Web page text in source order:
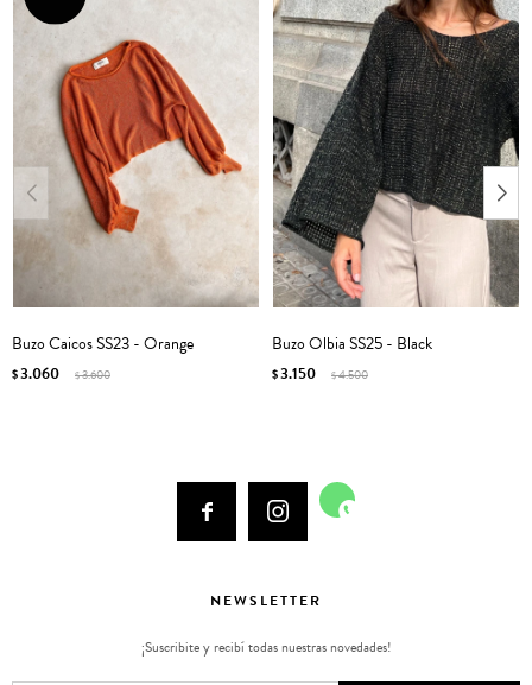
Buzo Caicos SS23 - Orange
$3.060 $3.600
Buzo Olbia SS25 - Black
$3.150 $4.500
  
NEWSLETTER
¡Suscribite y recibí todas nuestras novedades!